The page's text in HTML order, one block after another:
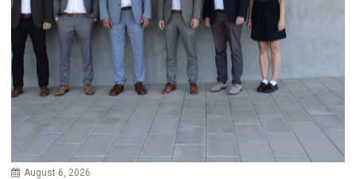
August 6, 2026